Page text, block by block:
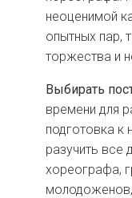
неоценимой
опытных пар,
торжества и
Выбирать
времени для
подготовка к
разучить все
хореографа,
молодоженов,